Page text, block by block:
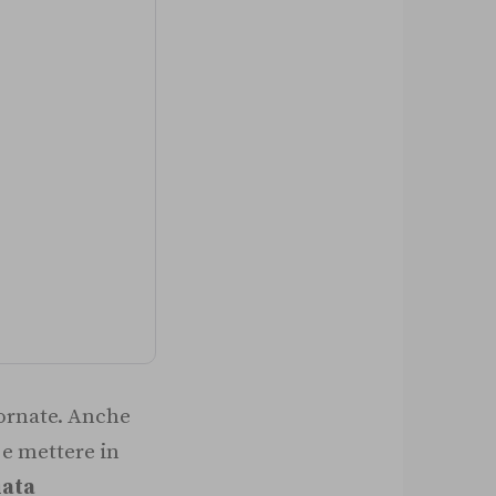
Anche
mettere in